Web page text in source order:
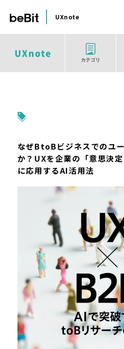
UXnote
カテゴリ
なぜBtoBビジネスでのユ
か？UXを企業の「意思決定
に応用するAI活用法